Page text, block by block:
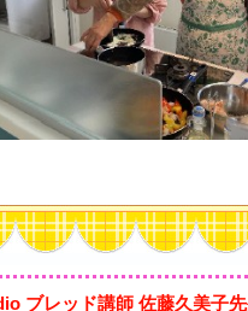
ブレッド講師 佐藤久美子